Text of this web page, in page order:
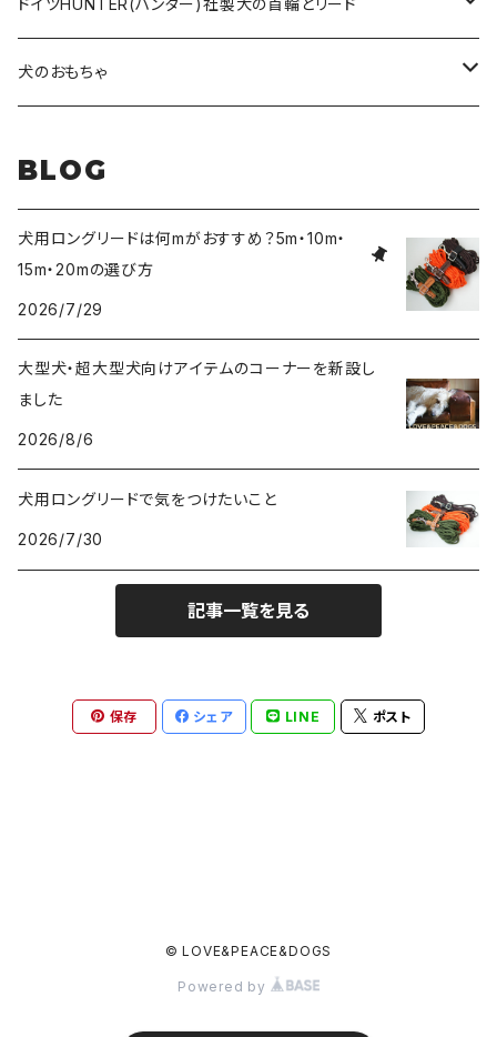
アニリンレザーの首輪とリード
超小型犬〜中型犬サイズ
無垢の木と陶器のディッシュスタンドセット
HUNTER(ハンター）社製首輪
HUNTER（ハンター）社製スリップリード
JOKKE（フィンランド・ヨッケ）製首輪
犬のおもちゃ
ボールのおもちゃ
ぬいぐるみおもちゃ
水に浮くおもちゃ
アウトレット
BLOG
犬用ロングリードは何mがおすすめ？5m・10m・
15m・20mの選び方
2026/7/29
大型犬・超大型犬向けアイテムのコーナーを新設し
ました
2026/8/6
犬用ロングリードで気をつけたいこと
2026/7/30
記事一覧を見る
保存 シェア LINE ポスト
© LOVE&PEACE&DOGS
Powered by